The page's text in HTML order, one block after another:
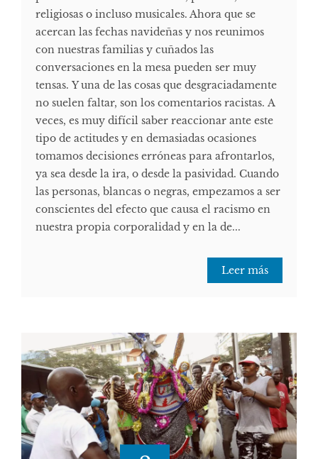
religiosas o incluso musicales. Ahora que se
acercan las fechas navideñas y nos reunimos
con nuestras familias y cuñados las
conversaciones en la mesa pueden ser muy
tensas. Y una de las cosas que desgraciadamente
no suelen faltar, son los comentarios racistas. A
veces, es muy difícil saber reaccionar ante este
tipo de actitudes y en demasiadas ocasiones
tomamos decisiones erróneas para afrontarlos,
ya sea desde la ira, o desde la pasividad. Cuando
las personas, blancas o negras, empezamos a ser
conscientes del efecto que causa el racismo en
nuestra propia corporalidad y en la de...
Leer más